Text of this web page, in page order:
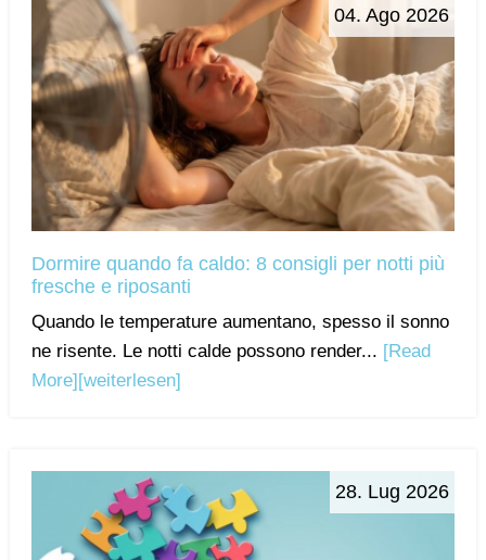
04. Ago 2026
Dormire quando fa caldo: 8 consigli per notti più
fresche e riposanti
Quando le temperature aumentano, spesso il sonno
ne risente. Le notti calde possono render... [Read
More][weiterlesen]
28. Lug 2026